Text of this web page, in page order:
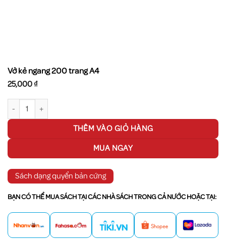
Vở kẻ ngang 200 trang A4
25,000₫
Vở kẻ ngang 200 trang A4 số lượng
THÊM VÀO GIỎ HÀNG
MUA NGAY
Sách dạng quyển bản cứng
BẠN CÓ THỂ MUA SÁCH TẠI CÁC NHÀ SÁCH TRONG CẢ NƯỚC HOẶC TẠI: